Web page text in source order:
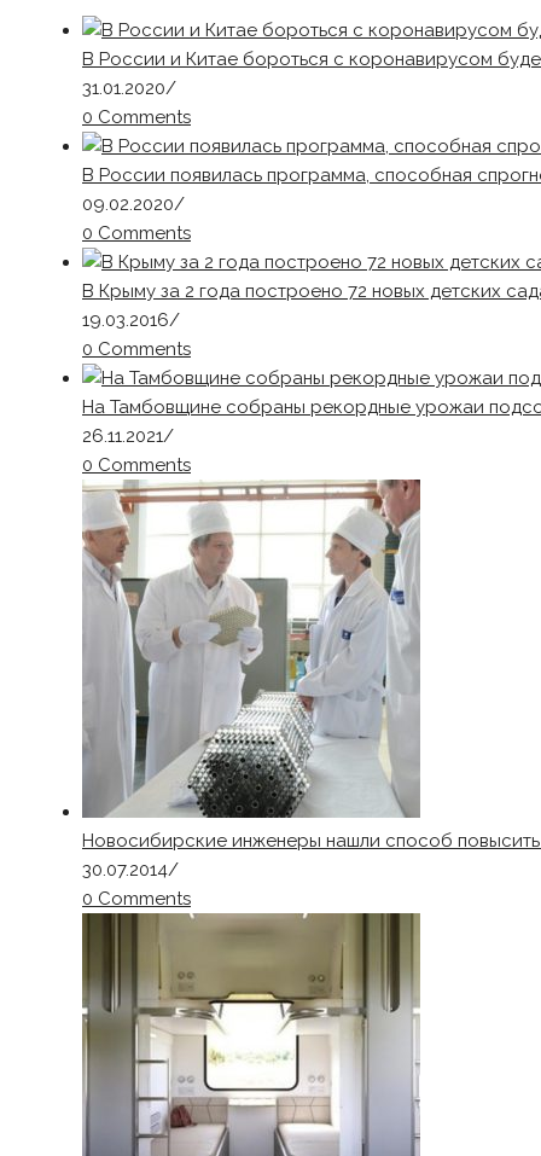
В России и Китае бороться с коронавирусом
31.01.2020/
0 Comments
В России появилась программа, способная
09.02.2020/
0 Comments
В Крыму за 2 года построено 72 новых детских
19.03.2016/
0 Comments
На Тамбовщине собраны рекордные урожаи
26.11.2021/
0 Comments
Новосибирские инженеры нашли способ
30.07.2014/
0 Comments